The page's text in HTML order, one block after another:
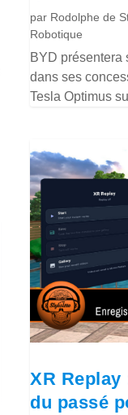
par Rodolphe de
Robotique
BYD présentera
dans ses
Tesla Optimus
XR
du passé